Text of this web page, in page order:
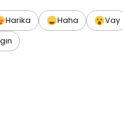
Harika Haha
Vay